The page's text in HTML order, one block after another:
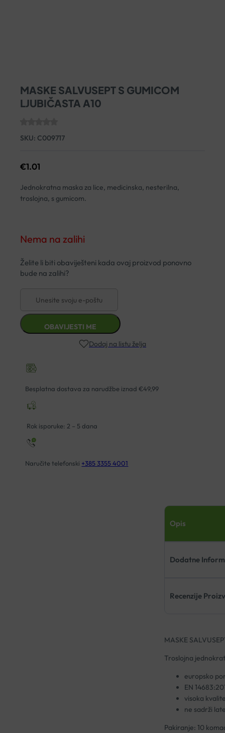
MASKE SALVUSEPT S GUMICOM
LJUBIČASTA A10
SKU: C009717
€1.01
Jednokratna maska za lice, medicinska, nesterilna,
troslojna, s gumicom.
Nema na zalihi
Dodaj na listu želja
Besplatna dostava za narudžbe iznad €49,99
Rok isporuke: 2 – 5 dana
Naručite telefonski +385 3355 4001
Opis
Dodatne
Recenzije
MASKE
Troslojna
europsko
EN
visoka
ne sadrži
Pakiranje: 10